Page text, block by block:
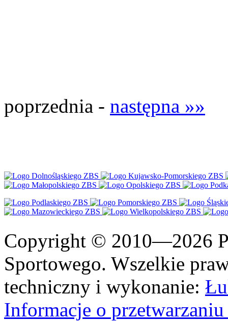
poprzednia - następna »»
Copyright © 2010—2026
Sportowego. Wszelkie
techniczny i wykonanie:
Informacje o